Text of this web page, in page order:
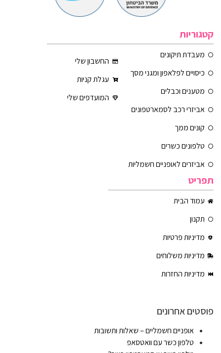
קטגוריות
מעבדת תיקונים
כיסויים לפלאפון ומגני מסך
מטענים וכבלים
אביזרי רכב לסמארטפונים
קונים ממך
טלפונים כשרים
אביזרים לאופניים חשמליות
החשבון שלי
עגלת קניות
המועדפים שלי
תפריט
עמוד הבית
תקנון
מדיניות פרטיות
מדיניות משלוחים
מדיניות החזרות
פוסטים אחרונים
אופניים חשמליים – שאלות ותשובות
טלפון כשר עם וואטסאפ